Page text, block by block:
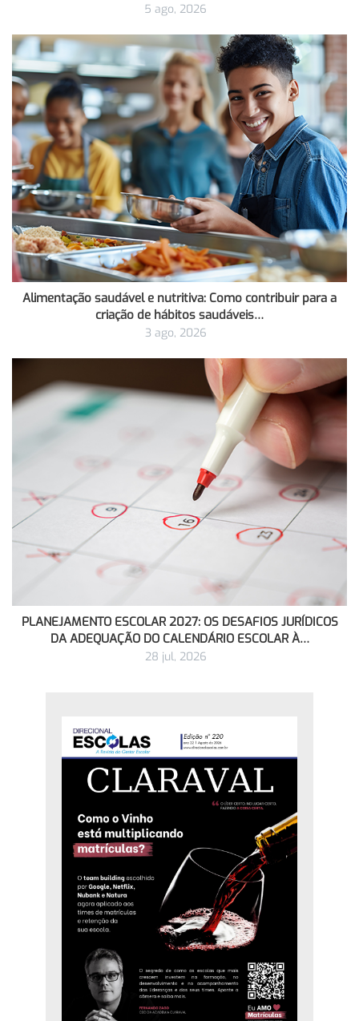
5 ago, 2026
Alimentação saudável e nutritiva: Como contribuir para a
criação de hábitos saudáveis…
3 ago, 2026
PLANEJAMENTO ESCOLAR 2027: OS DESAFIOS JURÍDICOS
DA ADEQUAÇÃO DO CALENDÁRIO ESCOLAR À…
28 jul, 2026